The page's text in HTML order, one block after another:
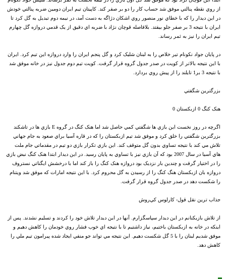
از روي نقطه پنالتي موفق شد حساب کار را دو بر صفر کند. کاپيتان تيم ايران دومين ضربه پنالتي خودش
در اين ديدار را که با خطاي نور منصور روي اشکان دژاگه به دست آمد، در نيمه دوم تبديل به گل کرد تا
ايران با نتيجه 3 بر صفر جلو بيفتد. بلافاصله قوچان نژاد با ضربه اي دقيق از يک قدمي دروازه گل چهارم
تيم ايران را نيز به ثمر رساند.
در پايان جواد نکونام تير خلاص را به لبنان شليک کرد و گل پنجم ايران را وارد دروازه اين تيم کرد. ايران
با اين نتيجه بالاتر از کويت در صدر جدول گروه قرار گرفت. کويت تيم دوم جدول نيز در خانه موفق شد
با نتيجه 3 بر1 تايلند را از پيش روي بردارد.
بزرگترين شگفتي
هنک کنگ 0 ازبکستان 0
اگرچه در روز نخست اين بازي ها شگفتي کمي حاصل شد اما هنک کنگ در گروه E بازي ها در تاشکند
بزرگترين شگفتي را خلق کرد و موفق شد تيم ازبکستان را که در قاره آسيا براي صعود به جام جهاني
تلاش مي کند با نتيجه تساوي بدون گل متوقف کند. اين بازي تکرار بازي دو تيم در مقدماتي جام ملت
هاي آسيا در سال 2007 بود که آن بازي نيز با تساوي به پايان رسيد. در اين ديدار ابتدا هنک کنگ نبض بازي
را در اختيار گرفت و چندين بار نزديک بود دروازه هنک کنگ را باز کند اما با درخشش ايگناتي نستروف
دروازه بان ازبکستان هنگ کنگ را از رسيدن به گل محروم کرد. با اين نتيجه امارات که موفق شد ويتنام
را شکست دهد در صدر جدول گروه قرار گرفت.
جذاب ترين نقل قول- کارلوس کي‌روش
از تلاش بازيکنانم در اين ديدار سپاسگزارم. آنها در اين ديدار تلاش خود را کردند و تسليم نشدند. پس از
اينکه در خانه به ازبکستان باختيم، نياز داشتيم تا با نتيجه اي خوب فشار روي خودمان را کاهش دهيم و
موفق شديم لبنان را با 5 گل شکست دهيم. اين نتيجه مي تواند جو منفي ايجاد شده پيرامون تيم ملي را
کاهش دهد.